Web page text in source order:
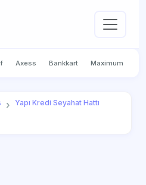
Axess Bankkart Maximum
Yapı Kredi Seyahat Hattı